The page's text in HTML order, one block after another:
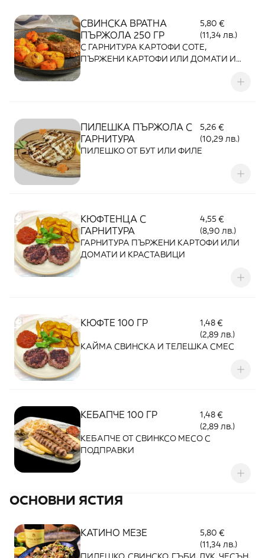
СВИНСКА ВРАТНА
ПЪРЖОЛА 250 ГР
5,80 €
(11,34 лв.)
С ГАРНИТУРА КАРТОФИ СОТЕ,
ПЪРЖЕНИ КАРТОФИ ИЛИ ДОМАТИ И
ПИЛЕШКА ПЪРЖОЛА С
ГАРНИТУРА
5,26 €
(10,29 лв.)
ПИЛЕШКО ОТ БУТ ИЛИ ФИЛЕ
КЮФТЕНЦА С
ГАРНИТУРА
4,55 €
(8,90 лв.)
ГАРНИТУРА ПЪРЖЕНИ КАРТОФИ ИЛИ
ДОМАТИ И КРАСТАВИЦИ
КЮФТЕ 100 ГР
1,48 €
(2,89 лв.)
КАЙМА СВИНСКА И ТЕЛЕШКА СМЕС
КЕБАПЧЕ 100 ГР
1,48 €
(2,89 лв.)
КЕБАПЧЕ ОТ СВИНКСО МЕСО С
ПОДПРАВКИ
ОСНОВНИ ЯСТИЯ
КАТИНО МЕЗЕ
5,80 €
(11,34 лв.)